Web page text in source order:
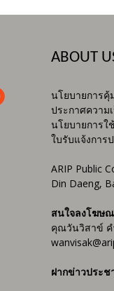
ABOUT
นโยบายการ
ประกาศความ
นโยบายการใ
ใบรับแจ้งการ
ARIP Public
Din Daeng,
สนใจลงโฆษ
คุณวันวิสาข์ ค
ฝากข่าวประ